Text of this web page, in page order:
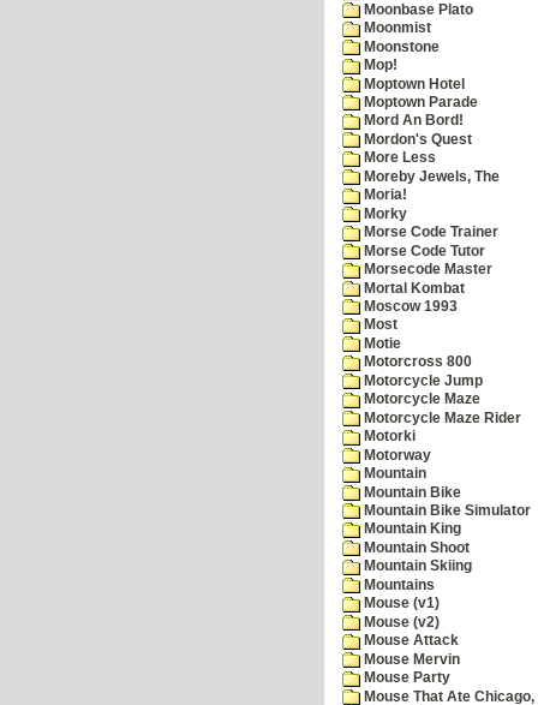
Moonbase Plato
Moonmist
Moonstone
Mop!
Moptown Hotel
Moptown Parade
Mord An Bord!
Mordon's Quest
More Less
Moreby Jewels, The
Moria!
Morky
Morse Code Trainer
Morse Code Tutor
Morsecode Master
Mortal Kombat
Moscow 1993
Most
Motie
Motorcross 800
Motorcycle Jump
Motorcycle Maze
Motorcycle Maze Rider
Motorki
Motorway
Mountain
Mountain Bike
Mountain Bike Simulator
Mountain King
Mountain Shoot
Mountain Skiing
Mountains
Mouse (v1)
Mouse (v2)
Mouse Attack
Mouse Mervin
Mouse Party
Mouse That Ate Chicago,